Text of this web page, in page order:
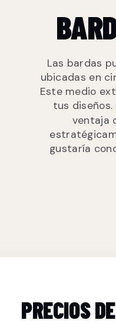
Las bardas
ubicadas en
Este medio
tus diseños.
ventaja
gustaría
PRECIOS